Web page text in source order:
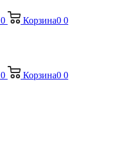
0 Корзина0 0
0 Корзина0 0